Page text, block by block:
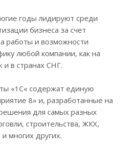
годы лидируют среди
бизнеса за счет
работы и возможности
любой компании, как на
и в странах СНГ.
«1С« содержат единую
8» и, разработанные на
для самых разных
строительства, ЖКХ,
многих других.